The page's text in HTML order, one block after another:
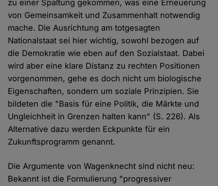
zu einer Spaltung gekommen, was eine Erneuerung
von Gemeinsamkeit und Zusammenhalt notwendig
mache. Die Ausrichtung am totgesagten
Nationalstaat sei hier wichtig, sowohl bezogen auf
die Demokratie wie eben auf den Sozialstaat. Dabei
wird aber eine klare Distanz zu rechten Positionen
vorgenommen, gehe es doch nicht um biologische
Eigenschaften, sondern um soziale Prinzipien. Sie
bildeten die "Basis für eine Politik, die Märkte und
Ungleichheit in Grenzen halten kann" (S. 226). Als
Alternative dazu werden Eckpunkte für ein
Zukunftsprogramm genannt.
Die Argumente von Wagenknecht sind nicht neu:
Bekannt ist die Formulierung "progressiver